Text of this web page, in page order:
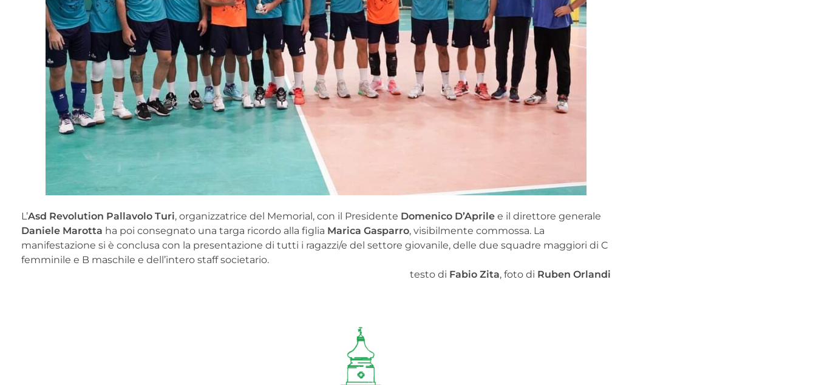
L’Asd Revolution Pallavolo Turi, organizzatrice del Memorial, con il Presidente Domenico D’Aprile e il direttore generale
Daniele Marotta ha poi consegnato una targa ricordo alla figlia Marica Gasparro, visibilmente commossa. La
manifestazione si è conclusa con la presentazione di tutti i ragazzi/e del settore giovanile, delle due squadre maggiori di C
femminile e B maschile e dell’intero staff societario.
testo di Fabio Zita, foto di Ruben Orlandi